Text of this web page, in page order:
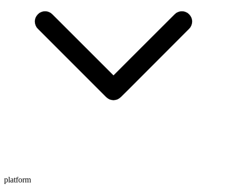
platform